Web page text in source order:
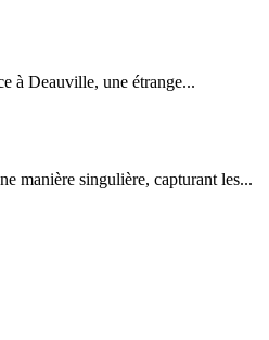
à Deauville, une étrange...
manière singulière, capturant les...